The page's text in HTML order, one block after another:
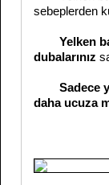
sebeplerden
Yelken
dubalarınız
Sadece
daha ucuza